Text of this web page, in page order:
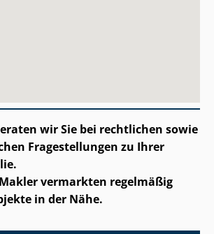
wir Sie bei rechtlichen sowie
Fragestellungen zu Ihrer
vermarkten regelmäßig
in der Nähe.